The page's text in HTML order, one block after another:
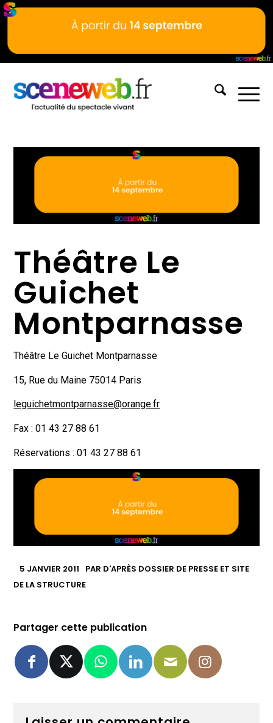
Théâtre Le
Guichet
Montparnasse
Théâtre Le Guichet Montparnasse
15, Rue du Maine 75014 Paris
leguichetmontparnasse@orange.fr
Fax : 01 43 27 88 61
Réservations : 01 43 27 88 61
5 JANVIER 2011 PAR D'APRÈS DOSSIER DE PRESSE ET SITE
DE LA STRUCTURE
Partager cette publication